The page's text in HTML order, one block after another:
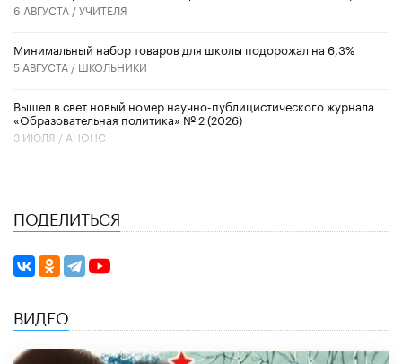
6 АВГУСТА /УЧИТЕЛЯ
Минимальный набор товаров для школы подорожал на 6,3%
5 АВГУСТА / ШКОЛЬНИКИ
Вышел в свет новый номер научно-публицистического журнала
«Образовательная политика» № 2 (2026)
3 ИЮЛЯ / АНОНС
ПОДЕЛИТЬСЯ
ВИДЕО